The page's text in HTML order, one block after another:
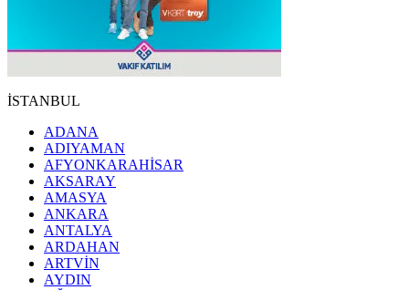
İSTANBUL
ADANA
ADIYAMAN
AFYONKARAHİSAR
AKSARAY
AMASYA
ANKARA
ANTALYA
ARDAHAN
ARTVİN
AYDIN